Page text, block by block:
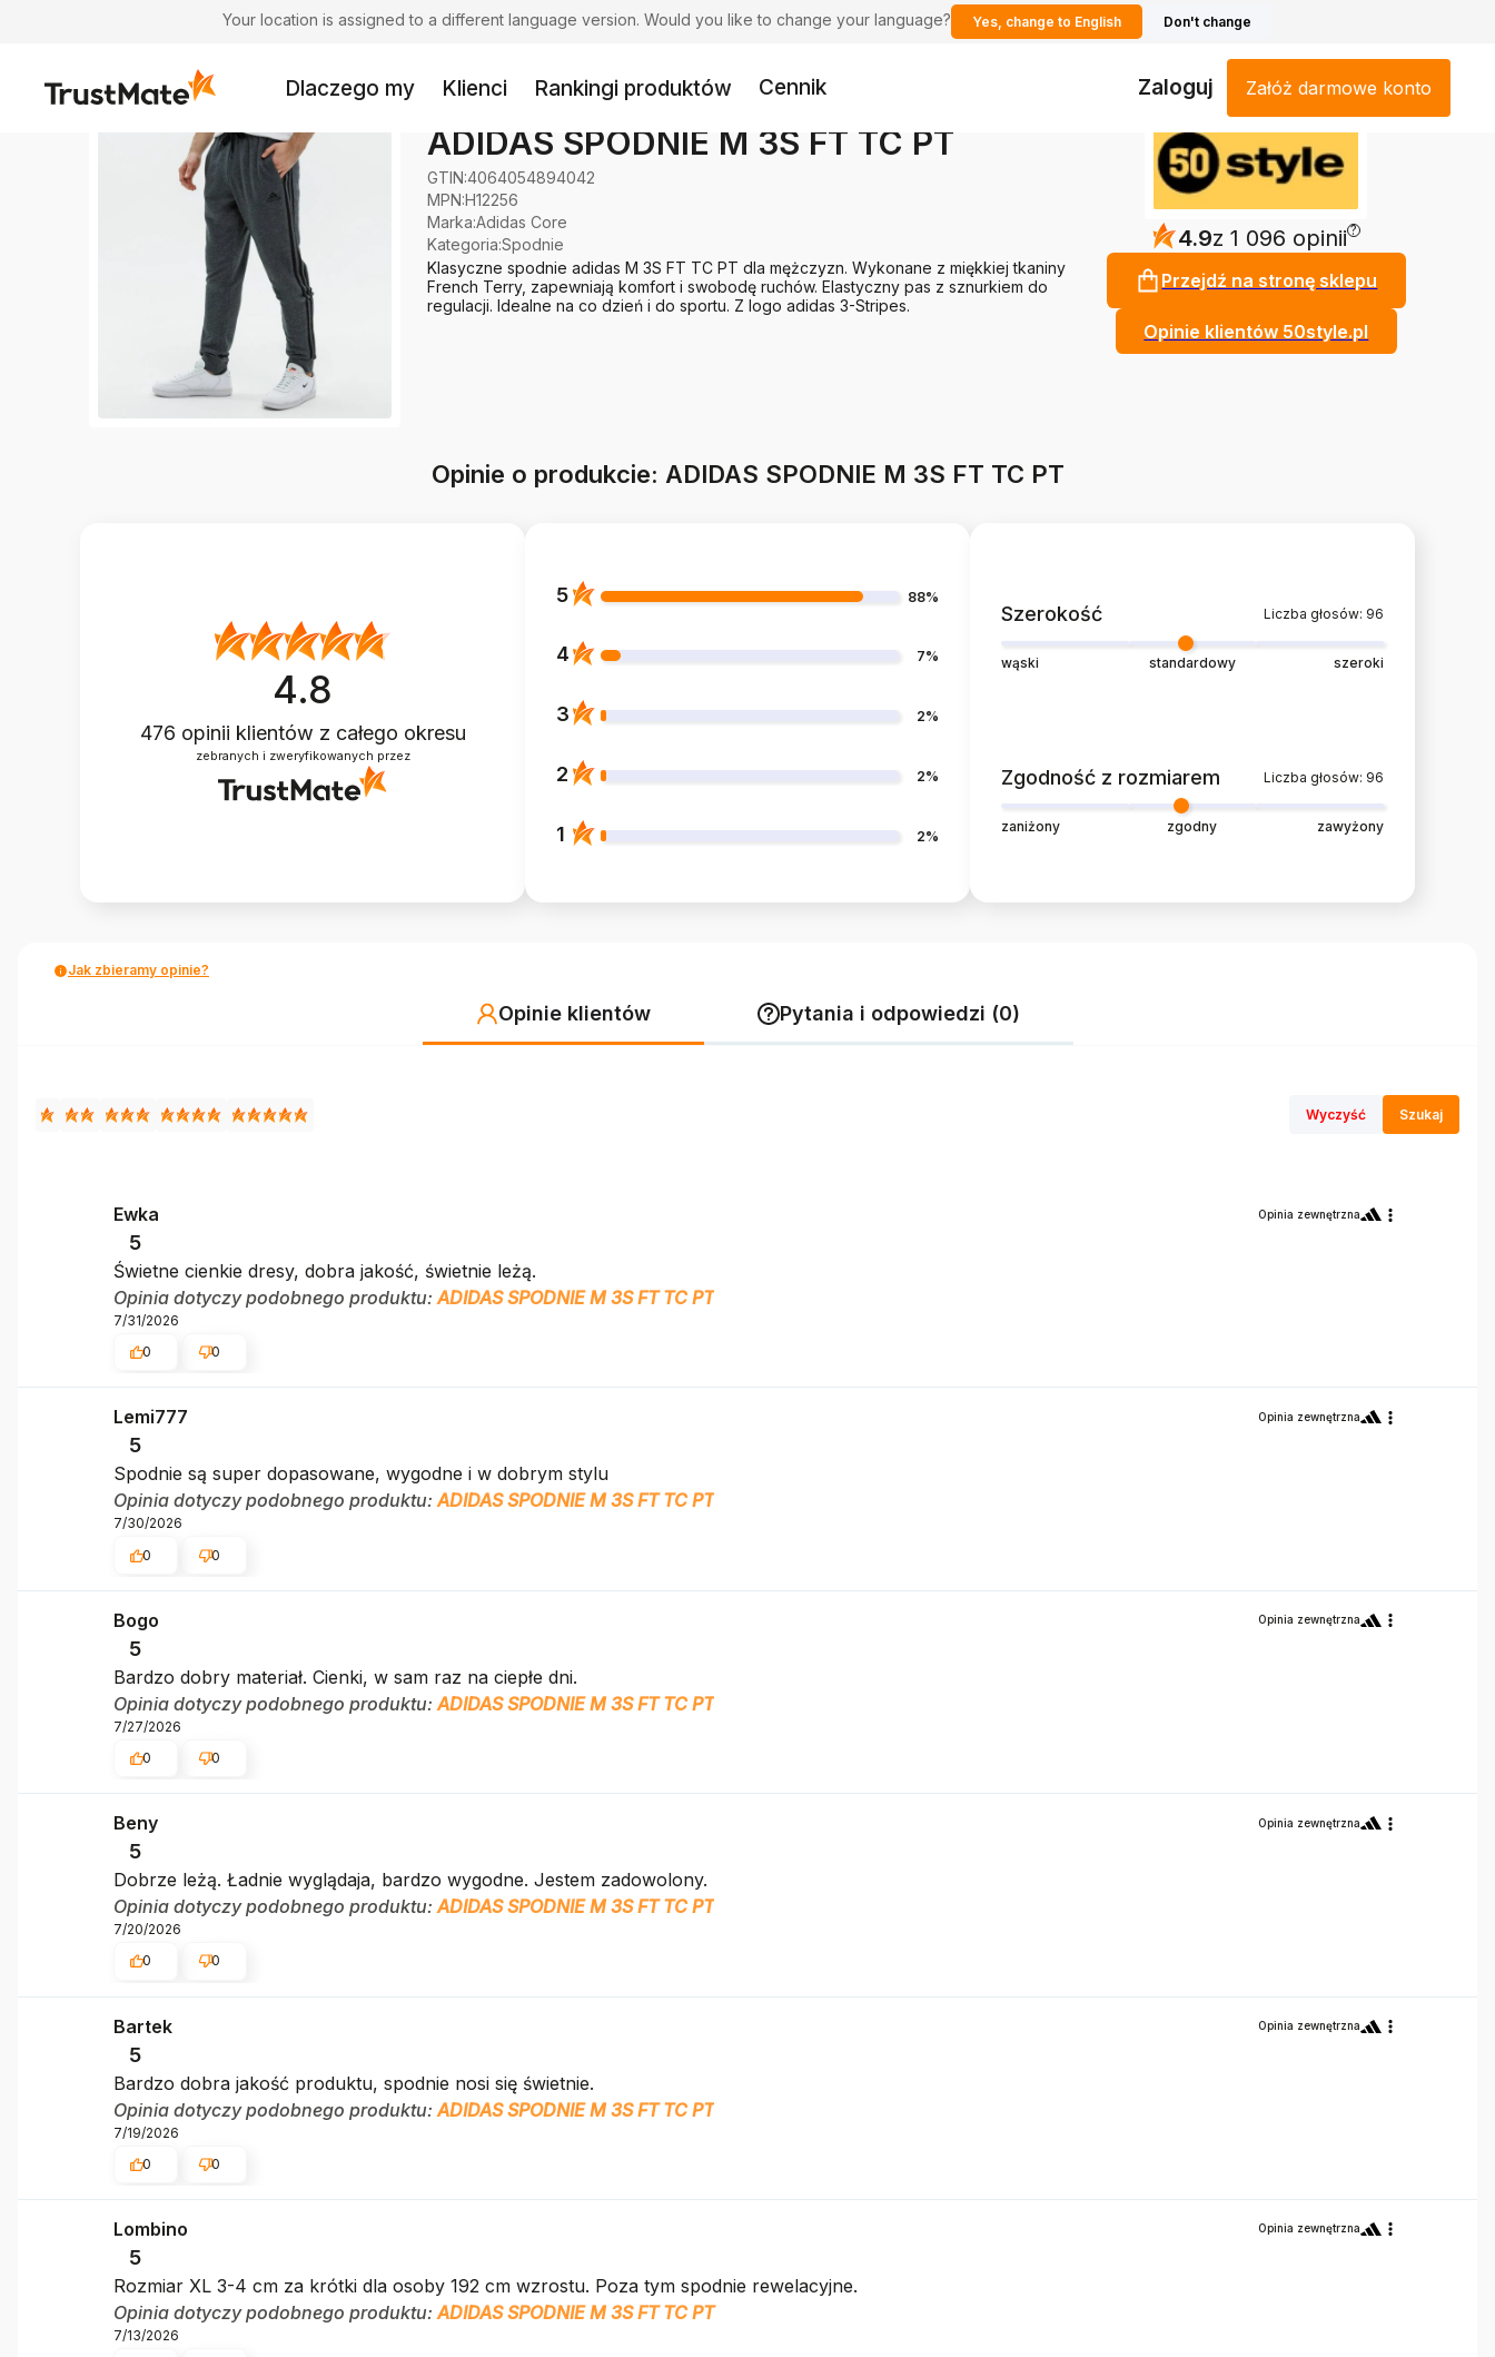
Your location is assigned to a different language version. Would you like to change your language? Yes, change to English Don't change
Dlaczego my Klienci Rankingi produktów Cennik Zaloguj Załóż darmowe konto
ADIDAS SPODNIE M 3S FT TC PT
GTIN:4064054894042
MPN:H12256
Marka:Adidas Core
Kategoria:Spodnie
Klasyczne spodnie adidas M 3S FT TC PT dla mężczyzn. Wykonane z miękkiej tkaniny
French Terry, zapewniają komfort i swobodę ruchów. Elastyczny pas z sznurkiem do
regulacji. Idealne na co dzień i do sportu. Z logo adidas 3-Stripes.
4.9z 1 096 opinii ?
Przejdź na stronę sklepu
Opinie klientów 50style.pl
Opinie o produkcie: ADIDAS SPODNIE M 3S FT TC PT
4.8
476 opinii klientów z całego okresu
zebranych i zweryfikowanych przez
5 88%
4 7%
3 2%
2 2%
1 2%
Szerokość Liczba głosów: 96
wąski standardowy szeroki
Zgodność z rozmiarem Liczba głosów: 96
zaniżony zgodny zawyżony
Jak zbieramy opinie?
Opinie klientów Pytania i odpowiedzi (0)
Wyczyść Szukaj
Ewka Opinia zewnętrzna
5
Świetne cienkie dresy, dobra jakość, świetnie leżą.
Opinia dotyczy podobnego produktu:ADIDAS SPODNIE M 3S FT TC PT
7/31/2026
0
0
Lemi777 Opinia zewnętrzna
5
Spodnie są super dopasowane, wygodne i w dobrym stylu
Opinia dotyczy podobnego produktu:ADIDAS SPODNIE M 3S FT TC PT
7/30/2026
0
0
Bogo Opinia zewnętrzna
5
Bardzo dobry materiał. Cienki, w sam raz na ciepłe dni.
Opinia dotyczy podobnego produktu: ADIDAS SPODNIE M 3S FT TC PT
7/27/2026
0
0
Beny Opinia zewnętrzna
5
Dobrze leżą. Ładnie wyglądaja, bardzo wygodne. Jestem zadowolony.
Opinia dotyczy podobnego produktu:ADIDAS SPODNIE M 3S FT TC PT
7/20/2026
0
0
Bartek Opinia zewnętrzna
5
Bardzo dobra jakość produktu, spodnie nosi się świetnie.
Opinia dotyczy podobnego produktu: ADIDAS SPODNIE M 3S FT TC PT
7/19/2026
0
0
Lombino Opinia zewnętrzna
5
Rozmiar XL 3-4 cm za krótki dla osoby 192 cm wzrostu. Poza tym spodnie rewelacyjne.
Opinia dotyczy podobnego produktu: ADIDAS SPODNIE M 3S FT TC PT
7/13/2026